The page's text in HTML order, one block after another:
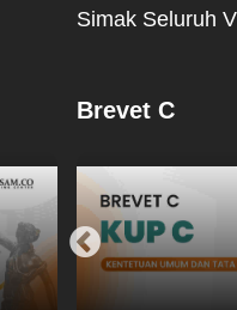
Simak Seluruh
Brevet C